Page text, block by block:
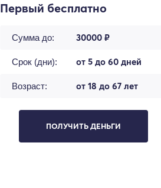
Первый бесплатно
Сумма до: 30000 ₽
Срок (дни): от 5 до 60 дней
Возраст: от 18 до 67 лет
ПОЛУЧИТЬ ДЕНЬГИ